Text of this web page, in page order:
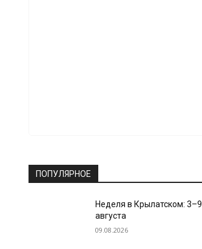
ПОПУЛЯРНОЕ
Неделя в Крылатском: 3–9
августа
09.08.2026